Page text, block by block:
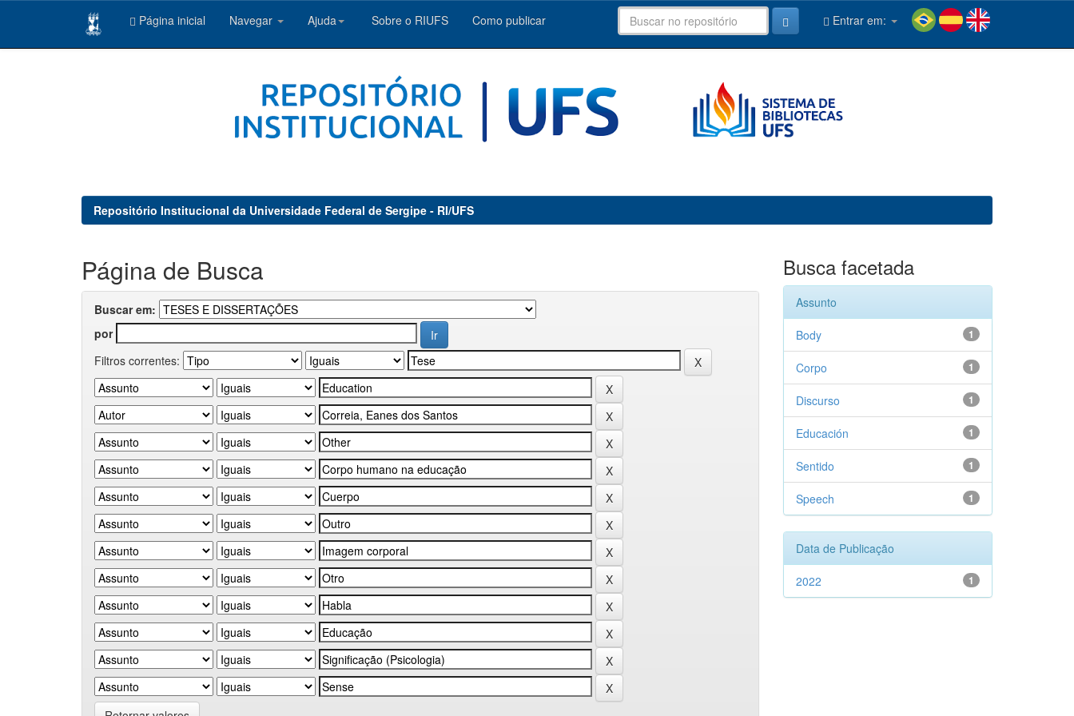
Página inicial Navegar Ajuda Sobre o RIUFS Como publicar Entrar em:
Repositório Institucional da Universidade Federal de Sergipe - RI/UFS
Página de Busca
Buscar em:
por
Filtros correntes:
Busca facetada
Assunto
1
Body
1
Corpo
1
Discurso
1
Educación
1
Sentido
1
Speech
Data de Publicação
1
2022